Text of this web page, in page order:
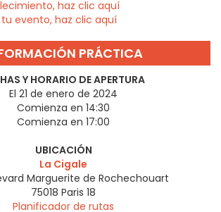
haz clic aquí
evento, haz clic aquí
PRÁCTICA
Y HORARIO DE APERTURA
El 21 de enero de 2024
Comienza en 14:30
Comienza en 17:00
UBICACIÓN
La Cigale
Marguerite de Rochechouart
75018 Paris 18
Planificador de rutas